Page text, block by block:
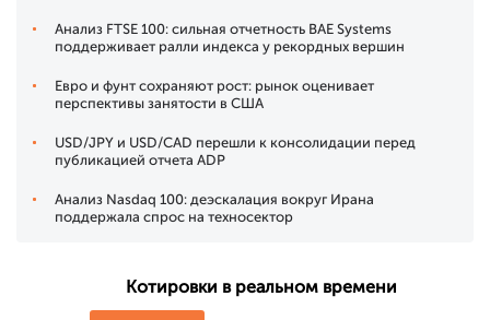
Анализ FTSE 100: сильная отчетность BAE Systems
поддерживает ралли индекса у рекордных вершин
Евро и фунт сохраняют рост: рынок оценивает
перспективы занятости в США
USD/JPY и USD/CAD перешли к консолидации перед
публикацией отчета ADP
Анализ Nasdaq 100: деэскалация вокруг Ирана
поддержала спрос на техносектор
Котировки в реальном времени